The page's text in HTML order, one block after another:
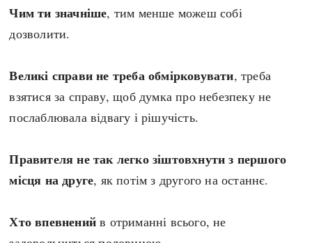
Чим ти значніше, тим менше можеш собі
дозволити.
Великі справи не треба обмірковувати, треба
взятися за справу, щоб думка про небезпеку не
послаблювала відвагу і рішучість.
Правителя не так легко зіштовхнути з першого
місця на друге, як потім з другого на останнє.
Хто впевнений в отриманні всього, не